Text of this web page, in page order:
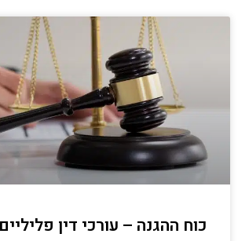
כוח ההגנה – עורכי דין